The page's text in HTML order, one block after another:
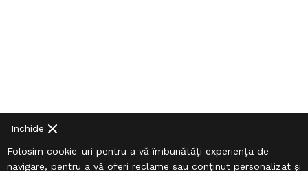
Inchide
Folosim cookie-uri pentru a vă îmbunătăți experiența de
navigare, pentru a vă oferi reclame sau conținut personalizat și